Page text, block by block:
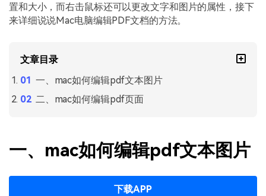
PDF提取页面
PDF文件创建
PDF OCR
产品资讯
02.转换PDF
03.编辑PDF
置和大小，而右击鼠标还可以更改文字和图片的属性，接下
来详细说说Mac电脑编辑PDF文档的方法。
文章目录
一、mac如何编辑pdf文本图片
二、mac如何编辑pdf页面
一、mac如何编辑pdf文本图片
下载APP